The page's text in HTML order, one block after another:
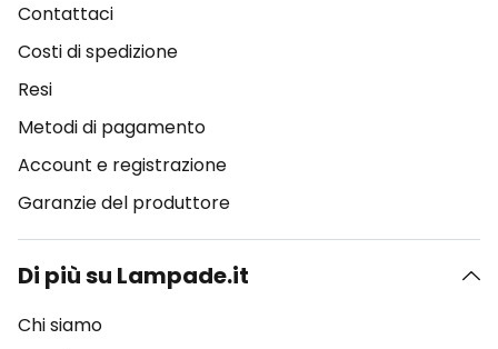
Contattaci
Costi di spedizione
Resi
Metodi di pagamento
Account e registrazione
Garanzie del produttore
Di più su Lampade.it
Chi siamo